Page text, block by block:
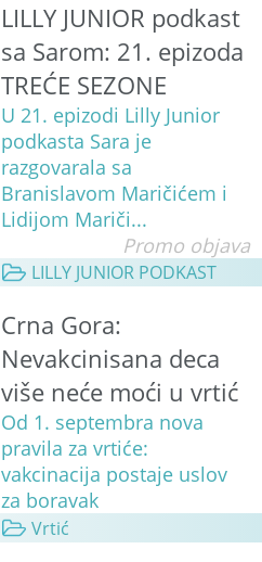
LILLY JUNIOR podkast
sa Sarom: 21. epizoda
TREĆE SEZONE
U 21. epizodi Lilly Junior
podkasta Sara je
razgovarala sa
Branislavom Maričićem i
Lidijom Mariči...
Promo objava
LILLY JUNIOR PODKAST
Crna Gora:
Nevakcinisana deca
više neće moći u vrtić
Od 1. septembra nova
pravila za vrtiće:
vakcinacija postaje uslov
za boravak
Vrtić